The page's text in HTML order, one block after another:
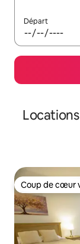
Départ
Coup de cœur
Coup de cœur